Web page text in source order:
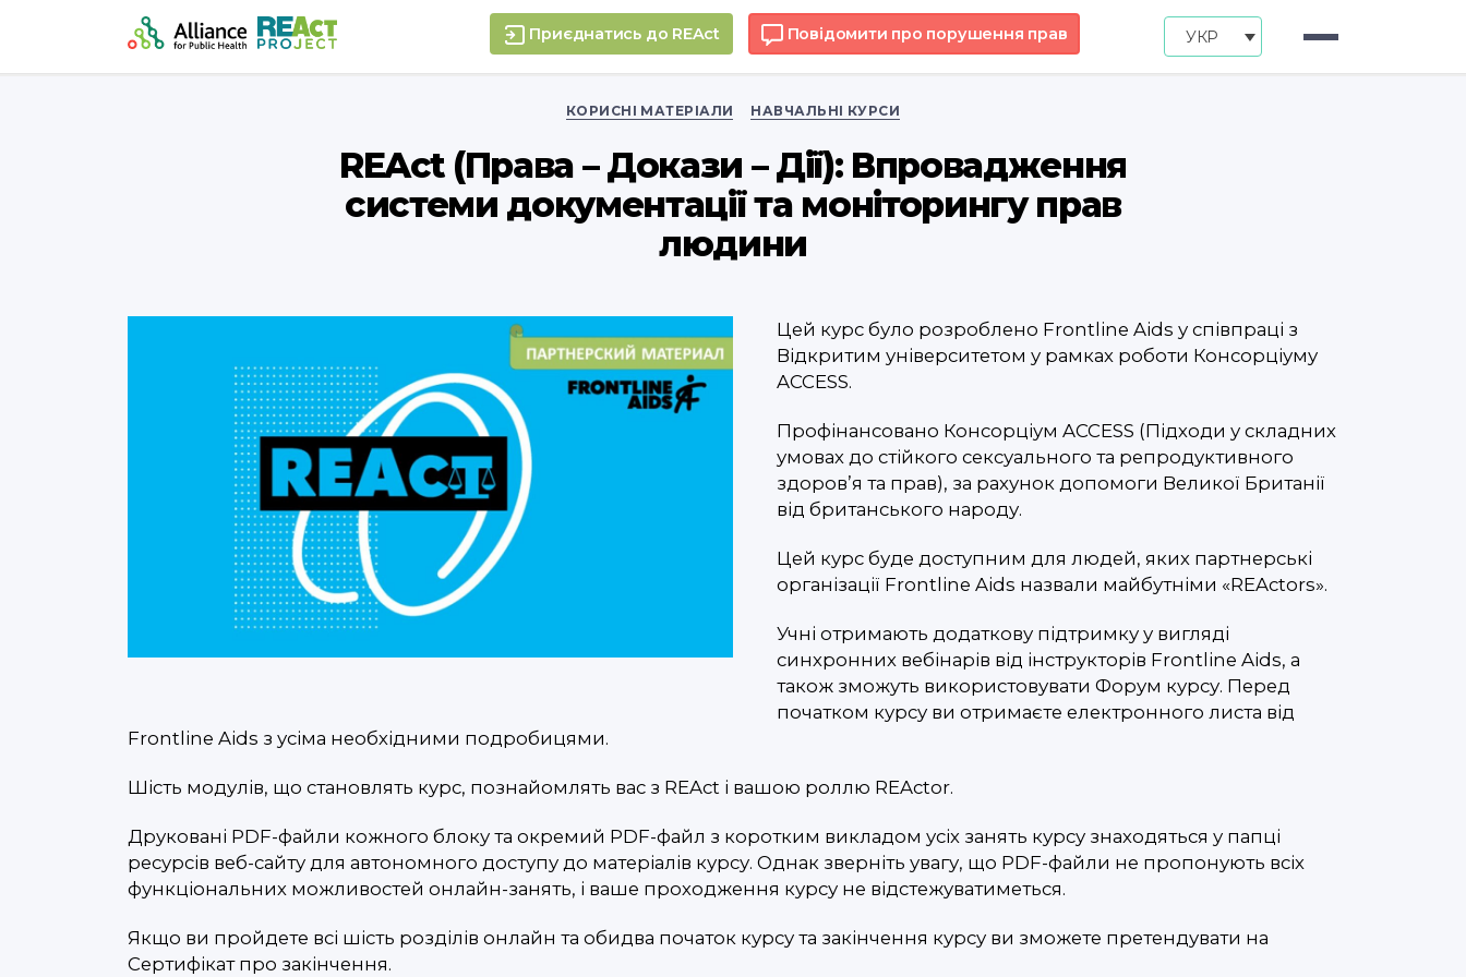
Приєднатись до REAct Повідомити про порушення прав УКР
Categories
КОРИСНІ МАТЕРІАЛИ НАВЧАЛЬНІ КУРСИ
REAct (Права – Докази – Дії): Впровадження
системи документації та моніторингу прав
людини
Цей курс було розроблено Frontline Aids у співпраці з
Відкритим університетом у рамках роботи Консорціуму
ACCESS.
Профінансовано Консорціум ACCESS (Підходи у складних
умовах до стійкого сексуального та репродуктивного
здоров’я та прав), за рахунок допомоги Великої Британії
від британського народу.
Цей курс буде доступним для людей, яких партнерські
організації Frontline Aids назвали майбутніми «REActors».
Учні отримають додаткову підтримку у вигляді
синхронних вебінарів від інструкторів Frontline Aids, а
також зможуть використовувати Форум курсу. Перед
початком курсу ви отримаєте електронного листа від
Frontline Aids з усіма необхідними подробицями.
Шість модулів, що становлять курс, познайомлять вас з REAct і вашою роллю REActor.
Друковані PDF-файли кожного блоку та окремий PDF-файл з коротким викладом усіх занять курсу знаходяться у папці
ресурсів веб-сайту для автономного доступу до матеріалів курсу. Однак зверніть увагу, що PDF-файли не пропонують всіх
функціональних можливостей онлайн-занять, і ваше проходження курсу не відстежуватиметься.
Якщо ви пройдете всі шість розділів онлайн та обидва початок курсу та закінчення курсу ви зможете претендувати на
Сертифікат про закінчення.